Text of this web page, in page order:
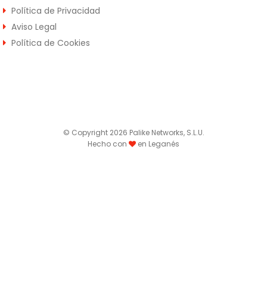
Política de Privacidad
Aviso Legal
Política de Cookies
© Copyright 2026 Palike Networks, S.L.U.
Hecho con
en Leganés